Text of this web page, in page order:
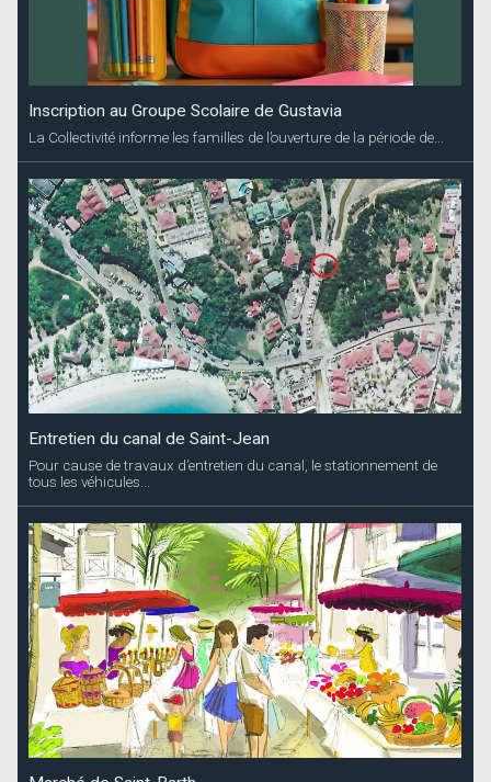
Inscription au Groupe Scolaire de Gustavia
La Collectivité informe les familles de l’ouverture de la période de...
Entretien du canal de Saint-Jean
Pour cause de travaux d’entretien du canal, le stationnement de
tous les véhicules...